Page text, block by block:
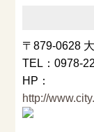
〒879-0628
TEL：0978-
HP：
http://